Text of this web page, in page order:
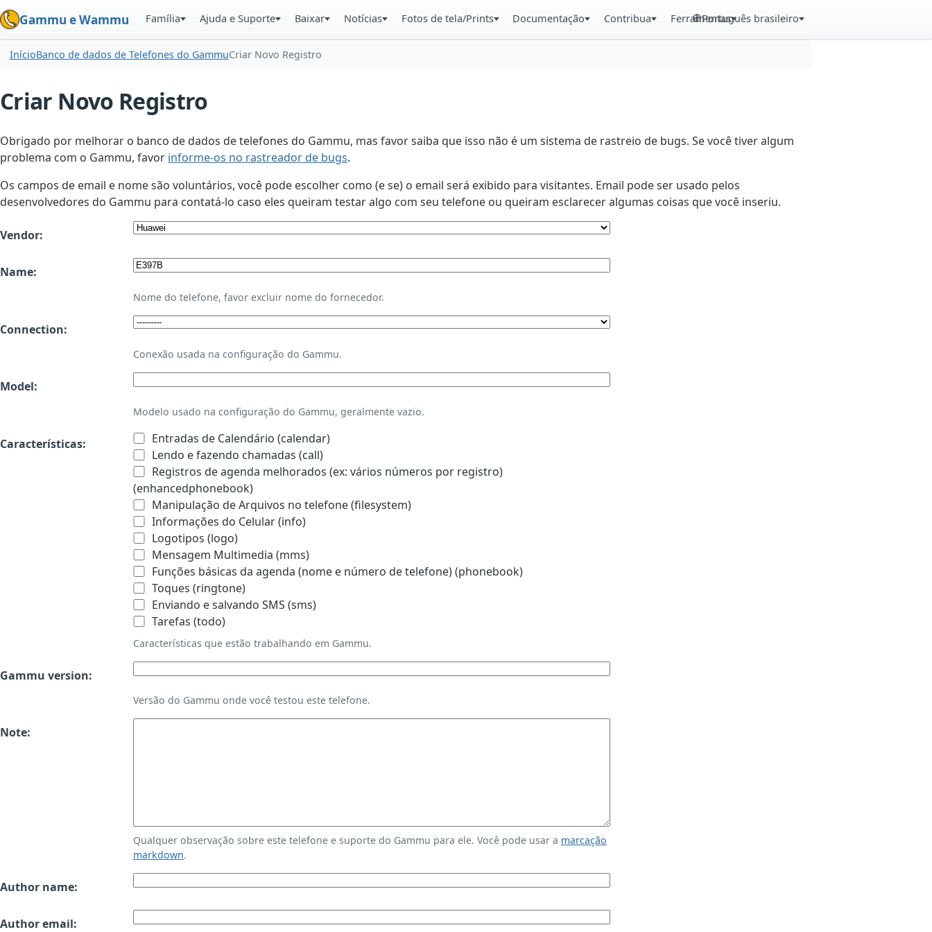
Gammu e Wammu Família Ajuda e Suporte Baixar Notícias Fotos de tela/Prints Documentação Contribua FerramentasPortuguês brasileiro
InícioBanco de dados de Telefones do GammuCriar Novo Registro
Criar Novo Registro
Obrigado por melhorar o banco de dados de telefones do Gammu, mas favor saiba que isso não é um sistema de rastreio de bugs. Se você tiver algum
problema com o Gammu, favor informe-os no rastreador de bugs.
Os campos de email e nome são voluntários, você pode escolher como (e se) o email será exibido para visitantes. Email pode ser usado pelos
desenvolvedores do Gammu para contatá-lo caso eles queiram testar algo com seu telefone ou queiram esclarecer algumas coisas que você inseriu.
Vendor:
Name:
Nome do telefone, favor excluir nome do fornecedor.
Connection:
Conexão usada na configuração do Gammu.
Model:
Modelo usado na configuração do Gammu, geralmente vazio.
Características:
Entradas de Calendário (calendar)
Lendo e fazendo chamadas (call)
Registros de agenda melhorados (ex: vários números por registro)
(enhancedphonebook)
Manipulação de Arquivos no telefone (filesystem)
Informações do Celular (info)
Logotipos (logo)
Mensagem Multimedia (mms)
Funções básicas da agenda (nome e número de telefone) (phonebook)
Toques (ringtone)
Enviando e salvando SMS (sms)
Tarefas (todo)
Características que estão trabalhando em Gammu.
Gammu version:
Versão do Gammu onde você testou este telefone.
Note:
Qualquer observação sobre este telefone e suporte do Gammu para ele. Você pode usar a marcação
markdown.
Author name:
Author email: